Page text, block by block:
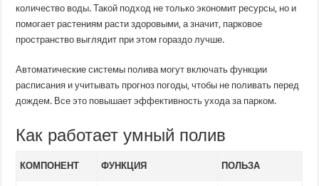
количество воды. Такой подход не только экономит ресурсы, но и
помогает растениям расти здоровыми, а значит, парковое
пространство выглядит при этом гораздо лучше.
Автоматические системы полива могут включать функции
расписания и учитывать прогноз погоды, чтобы не поливать перед
дождем. Все это повышает эффективность ухода за парком.
Как работает умный полив
КОМПОНЕНТ ФУНКЦИЯ ПОЛЬЗА